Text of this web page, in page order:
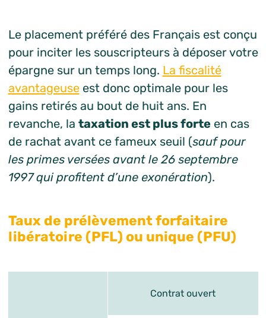
Le placement préféré des Français est conçu
pour inciter les souscripteurs à déposer votre
épargne sur un temps long. La fiscalité
avantageuseest donc optimale pour les
gains retirés au bout de huit ans. En
revanche, la taxation est plus forteen cas
de rachat avant ce fameux seuil (sauf pour
les primes versées avant le 26 septembre
1997 qui profitent d’une exonération).
Taux de prélèvement forfaitaire
libératoire (PFL) ou unique (PFU)
Contrat ouvert